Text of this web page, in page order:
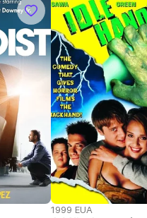
1999 EUA